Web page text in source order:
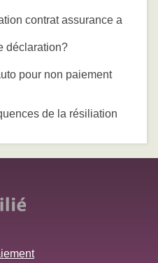
contrat assurance a
déclaration?
pour non paiement
de la résiliation